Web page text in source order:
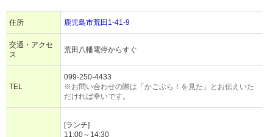
住所 鹿児島市荒田1-41-9
交通・アクセ
ス
荒田八幡電停からすぐ
TEL
099-250-4433
※お問い合わせの際は「かごぶら！を見た」とお伝えいた
だければ幸いです。
[ランチ]
11:00～14:30